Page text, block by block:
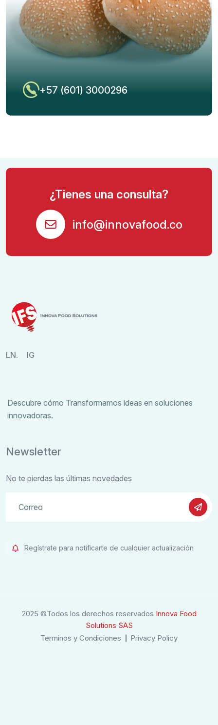
+57 (601) 3000296
¿Tienes una consulta?
info@innovafood.co
LN. IG
Descubre cómo Transformamos ideas en soluciones
innovadoras.
Newsletter
No te pierdas las últimas novedades
Regístrate para notificarte de cualquier actualización
2025 ©Todos los derechos reservados Innova Food
Solutions SAS
Terminos y Condiciones
Privacy Policy